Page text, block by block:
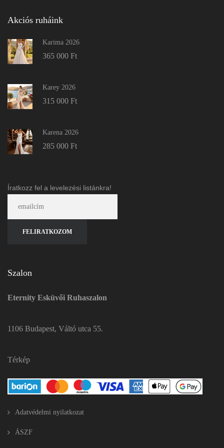
Akciós ruháink
Karima 2026
365 000 Ft
Karey 2026
315 000 Ft
Karena 2026
285 000 Ft
Íratkozz fel a levelezési listánkra!
Szalon
Eternity Esküvői Ruhaszalon
1106 Budapest, Váltó utca 55.
Térkép
Adatvédelmi nyilatkozat
ÁSZF